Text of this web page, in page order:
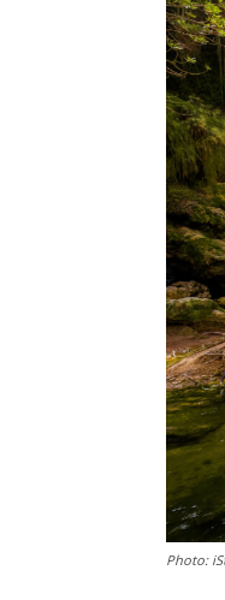
Photo: